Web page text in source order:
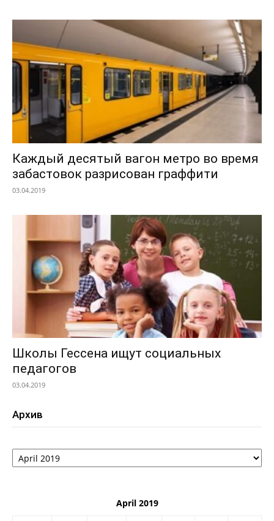
Каждый десятый вагон метро во время
забастовок разрисован граффити
03.04.2019
Школы Гессена ищут социальных
педагогов
03.04.2019
Архив
Архив
April 2019